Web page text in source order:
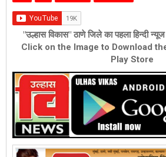
"उल्हास विकास" ठाणे जिले का पहला हिन्दी
Click on the Image to Download
Play Store